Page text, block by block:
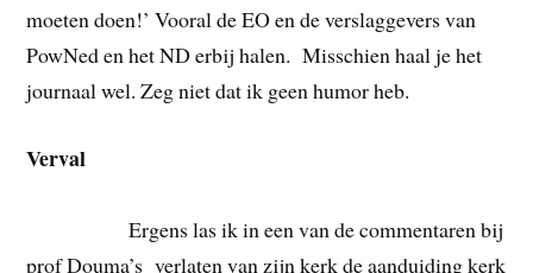
moeten doen!’ Vooral de EO en de verslaggevers van
PowNed en het ND erbij halen. Misschien haal je het
journaal wel. Zeg niet dat ik geen humor heb.
Verval
Ergens las ik in een van de commentaren bij
prof Douma’s verlaten van zijn kerk de aanduiding kerk